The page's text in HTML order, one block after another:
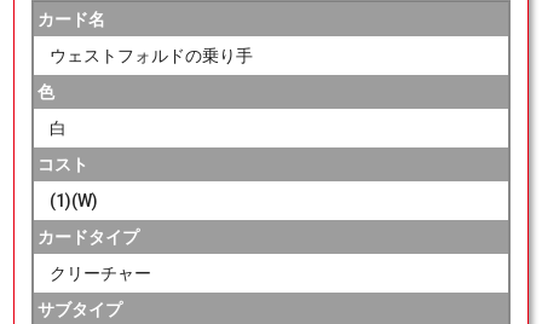
カード名
ウェストフォルドの乗り手
色
白
コスト
(1)(W)
カードタイプ
クリーチャー
サブタイプ